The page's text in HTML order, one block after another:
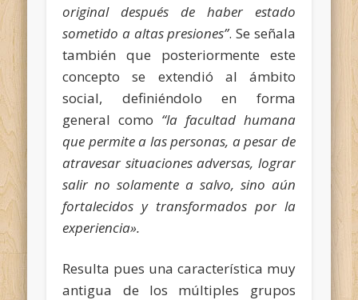
original después de haber estado
sometido a altas presiones”. Se señala
también que posteriormente este
concepto se extendió al ámbito
social, definiéndolo en forma
general como “la facultad humana
que permite a las personas, a pesar de
atravesar situaciones adversas, lograr
salir no solamente a salvo, sino aún
fortalecidos y transformados por la
experiencia».
Resulta pues una característica muy
antigua de los múltiples grupos